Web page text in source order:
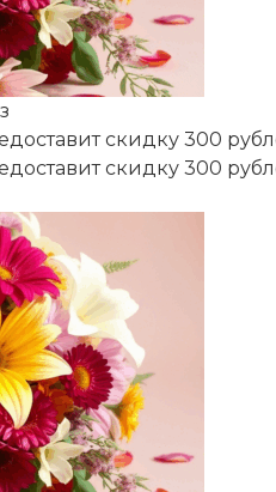
скидку 300
скидку 300